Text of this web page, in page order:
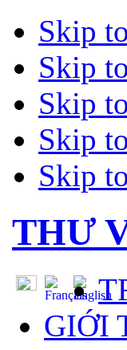
Skip
Skip
Skip
Skip
Skip
THƯ
GIỚI